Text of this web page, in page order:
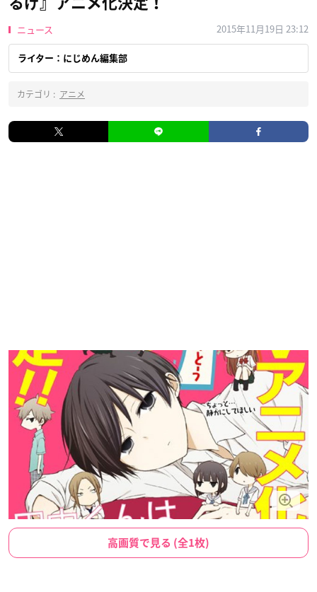
ニュース 2015年11月19日 23:12
ライター：にじめん編集部
カテゴリ : アニメ
高画質で見る (全1枚)